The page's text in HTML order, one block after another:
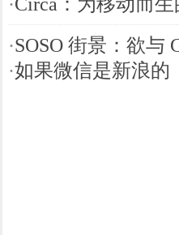
·SOSO 街景：欲与
·如果微信是新浪的